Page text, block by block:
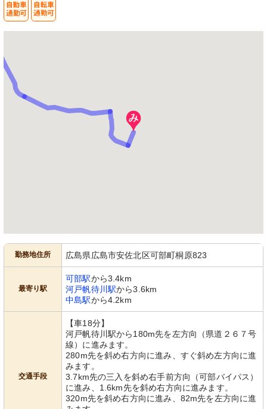
勤務地住所 広島県広島市安佐北区可部町桐原823
最寄り駅
可部駅から3.4km
河戸帆待川駅から3.6km
中島駅から4.2km
交通手段
【車18分】
河戸帆待川駅から180m先を左方向（県道２６７号
線）に進みます。
280m先を斜め右方向に進み、すぐ斜め左方向に進
みます。
3.7km先の三入を斜め右手前方向（可部バイパス）
に進み、1.6km先を斜め右方向に進みます。
320m先を斜め右方向に進み、82m先を左方向に進